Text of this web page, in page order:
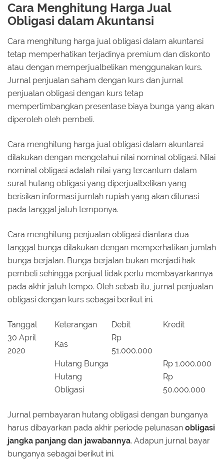
Cara Menghitung Harga Jual
Obligasi dalam Akuntansi
Cara menghitung harga jual obligasi dalam akuntansi
tetap memperhatikan terjadinya premium dan diskonto
atau dengan memperjualbelikan menggunakan kurs.
Jurnal penjualan saham dengan kurs dan jurnal
penjualan obligasi dengan kurs tetap
mempertimbangkan presentase biaya bunga yang akan
diperoleh oleh pembeli.
Cara menghitung harga jual obligasi dalam akuntansi
dilakukan dengan mengetahui nilai nominal obligasi. Nilai
nominal obligasi adalah nilai yang tercantum dalam
surat hutang obligasi yang diperjualbelikan yang
berisikan informasi jumlah rupiah yang akan dilunasi
pada tanggal jatuh temponya.
Cara menghitung penjualan obligasi diantara dua
tanggal bunga dilakukan dengan memperhatikan jumlah
bunga berjalan. Bunga berjalan bukan menjadi hak
pembeli sehingga penjual tidak perlu membayarkannya
pada akhir jatuh tempo. Oleh sebab itu, jurnal penjualan
obligasi dengan kurs sebagai berikut ini.
Tanggal Keterangan Debit
Kredit
30 April
2020
Kas
Rp
51.000.000
Hutang Bunga
Rp 1.000.000
Hutang
Obligasi
Rp
50.000.000
Jurnal pembayaran hutang obligasi dengan bunganya
harus dibayarkan pada akhir periode pelunasan obligasi
jangka panjang dan jawabannya. Adapun jurnal bayar
bunganya sebagai berikut ini.